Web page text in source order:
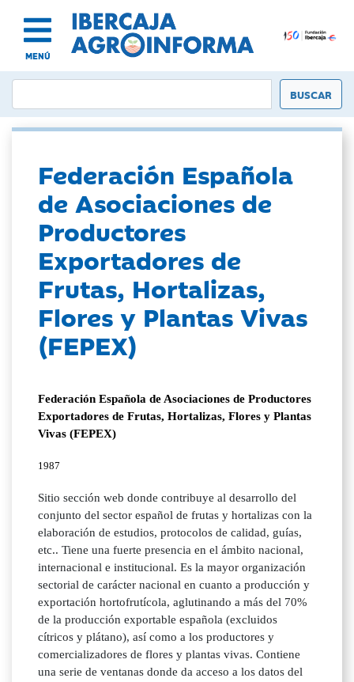
MENÚ
Federación Española
de Asociaciones de
Productores
Exportadores de
Frutas, Hortalizas,
Flores y Plantas Vivas
(FEPEX)
Federación Española de Asociaciones de Productores
Exportadores de Frutas, Hortalizas, Flores y Plantas
Vivas (FEPEX)
1987
Sitio sección web donde contribuye al desarrollo del
conjunto del sector español de frutas y hortalizas con la
elaboración de estudios, protocolos de calidad, guías,
etc.. Tiene una fuerte presencia en el ámbito nacional,
internacional e institucional. Es la mayor organización
sectorial de carácter nacional en cuanto a producción y
exportación hortofrutícola, aglutinando a más del 70%
de la producción exportable española (excluidos
cítricos y plátano), así como a los productores y
comercializadores de flores y plantas vivas. Contiene
una serie de ventanas donde da acceso a los datos del